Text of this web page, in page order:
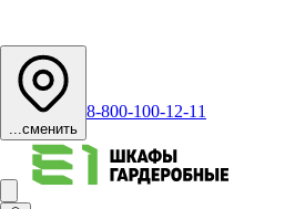
...сменить
8-800-100-12-11